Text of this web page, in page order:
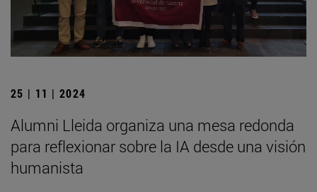
25 | 11 | 2024
Alumni Lleida organiza una mesa redonda
para reflexionar sobre la IA desde una visión
humanista